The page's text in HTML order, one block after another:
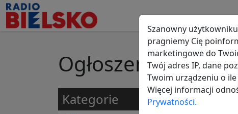
Ogłoszenia w
Kategorie
Szanowny
pragniemy Cię
marketingowe do
Twój adres IP, dane
Twoim urządzeniu o
Więcej informacji
Prywatności.